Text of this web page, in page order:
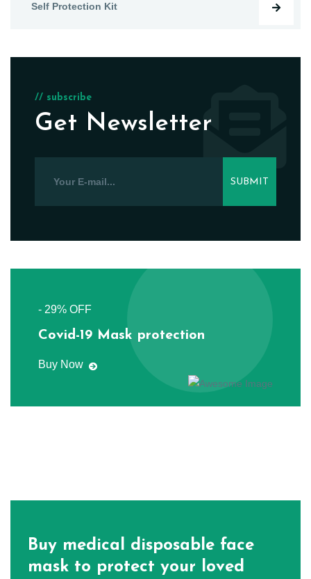
Self Protection Kit
// subscribe
Get Newsletter
SUBMIT
- 29% OFF
Covid-19 Mask protection
Buy Now
Buy medical disposable face
mask to protect your loved